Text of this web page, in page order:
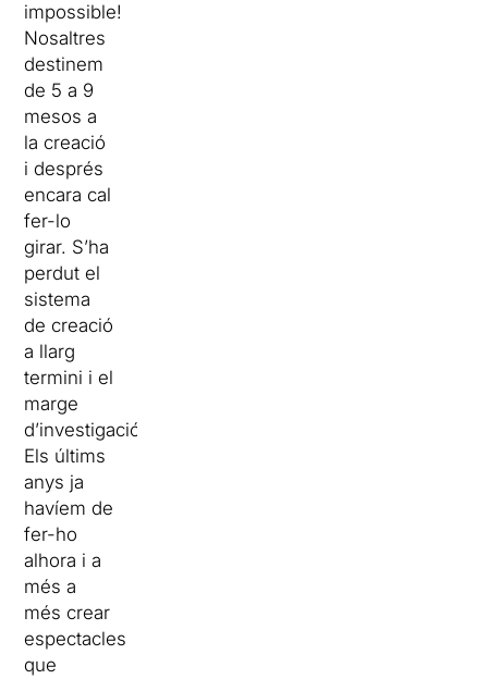
impossible!
Nosaltres
destinem
de 5 a 9
mesos a
la creació
i després
encara cal
fer-lo
girar. S’ha
perdut el
sistema
de creació
a llarg
termini i el
marge
d’investigació.
Els últims
anys ja
havíem de
fer-ho
alhora i a
més a
més crear
espectacles
que